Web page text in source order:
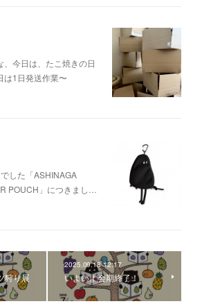
今日は、たこ焼きの日
は1日発送作業〜
した「ASHINAGA
POUCH」につきまし…
狩り展
2025.09.18 12:17
いよいよ会期終了！